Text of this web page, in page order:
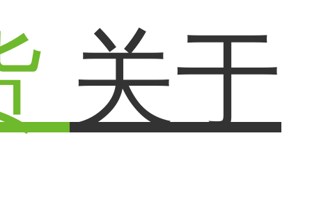
关于